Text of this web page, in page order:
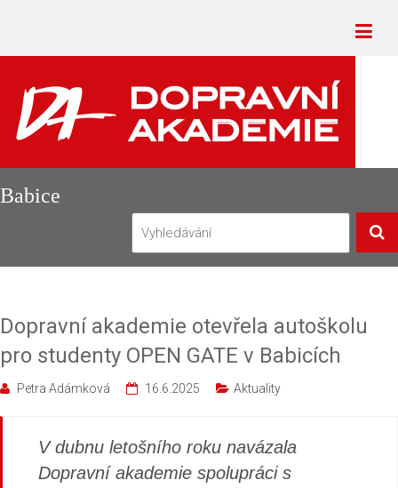
Babice
Dopravní akademie otevřela autoškolu
pro studenty OPEN GATE v Babicích
Petra Adámková 16.6.2025 Aktuality
V dubnu letošního roku navázala
Dopravní akademie spolupráci s